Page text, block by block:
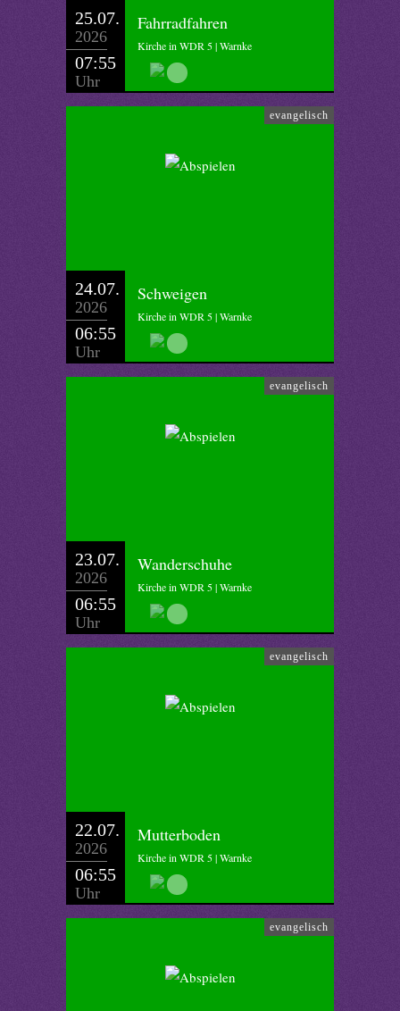
25.07.
2026
07:55
Uhr
Fahrradfahren
Kirche in WDR 5 | Warnke
evangelisch
24.07.
2026
06:55
Uhr
Schweigen
Kirche in WDR 5 | Warnke
evangelisch
23.07.
2026
06:55
Uhr
Wanderschuhe
Kirche in WDR 5 | Warnke
evangelisch
22.07.
2026
06:55
Uhr
Mutterboden
Kirche in WDR 5 | Warnke
evangelisch